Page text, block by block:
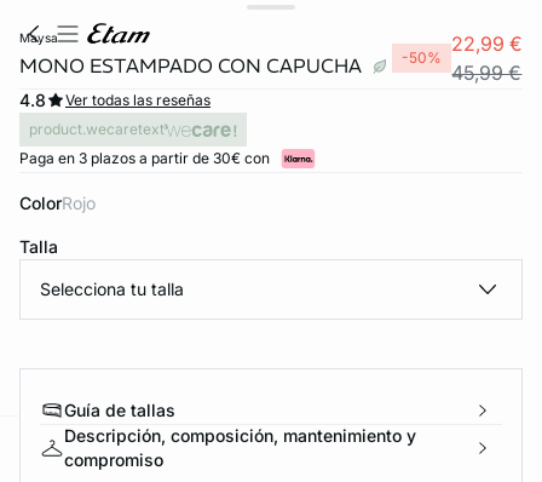
maysa
MONO ESTAMPADO CON CAPUCHA -50%
22,99 €
45,99 €
4.8
Ver todas las reseñas
product.wecaretext
Paga en 3 plazos a partir de 30€ con
Color rojo
Talla
Selecciona tu talla
Guía de tallas
Descripción, composición, mantenimiento y
compromiso